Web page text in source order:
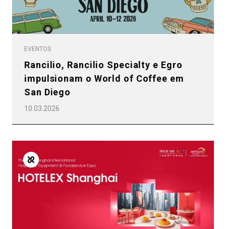
EVENTOS
Rancilio, Rancilio Specialty e Egro
impulsionam o World of Coffee em
San Diego
10.03.2026